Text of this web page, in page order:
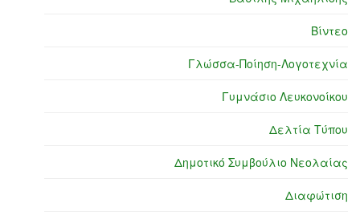
Βίντεο
Γλώσσα-Ποίηση-Λογοτεχνία
Γυμνάσιο Λευκονοίκου
Δελτία Τύπου
Δημοτικό Συμβούλιο Νεολαίας
Διαφώτιση